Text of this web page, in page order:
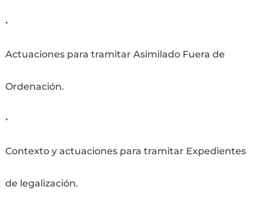
•
Actuaciones para tramitar Asimilado Fuera de
Ordenación.
•
Contexto y actuaciones para tramitar Expedientes
de legalización.